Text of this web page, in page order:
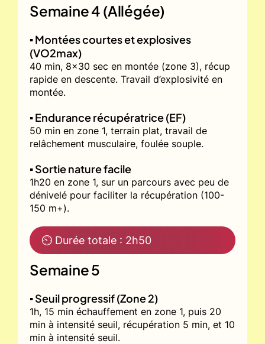
Semaine 4 (Allégée)
▪️ Montées courtes et explosives
(VO2max)
40 min, 8x30 sec en montée (zone 3), récup
rapide en descente. Travail d’explosivité en
montée.
▪️ Endurance récupératrice (EF)
50 min en zone 1, terrain plat, travail de
relâchement musculaire, foulée souple.
▪️ Sortie nature facile
1h20 en zone 1, sur un parcours avec peu de
dénivelé pour faciliter la récupération (100-
150 m+).
⏲ Durée totale : 2h50
Semaine 5
▪️ Seuil progressif (Zone 2)
1h, 15 min échauffement en zone 1, puis 20
min à intensité seuil, récupération 5 min, et 10
min à intensité seuil.